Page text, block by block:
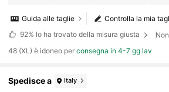
Controlla la mia
Guida alle taglie
92% lo ha trovato della misura giusta
48 (XL) è idoneo perconsegna in 4-7 gg lav
Spedisce a Italy